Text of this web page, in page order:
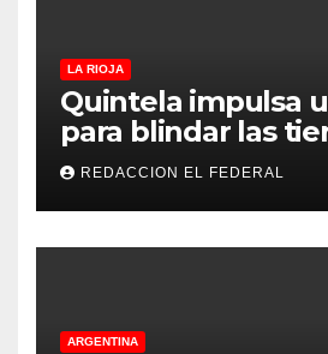
LA RIOJA
Quintela impulsa
para blindar las
de La Rioja: cuáles
principales puntos
REDACCION EL FEDERAL
ARGENTINA